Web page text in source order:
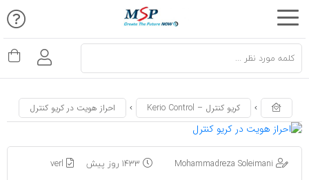
اشتراک
با
استفاده
از
روش‌های
زیر
کریو کنترل – Kerio Control احراز هویت در کریو کنترل
Mohammadreza Soleimani 1433 روز پیش verl
اشتراک
گذاری
استفاده
از
روش‌های
زیر